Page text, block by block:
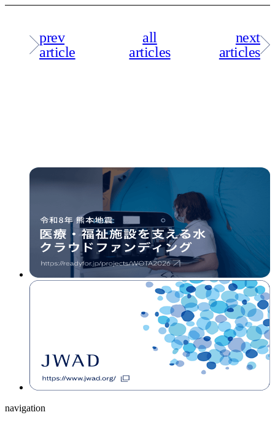
prev
article
all
articles
next
articles
navigation